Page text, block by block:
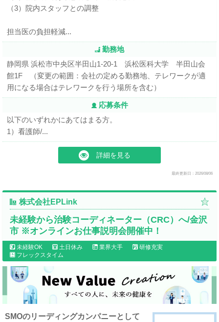
（3）院内スタッフとの調整
担当医の負担軽減...
勤務地
静岡県 浜松市中央区半田山1-20-1 浜松医科大学 半田山会
館1F （変更の範囲：会社の定める勤務地、テレワークが適
用になる場合はテレワークを行う場所を含む）
応募条件
以下のいずれかにあてはまる方。
1）看護師/...
詳細を見る
最終更新日：2026/08/06
株式会社EPLink
未経験から治験コーディネーター（CRC）へ/金沢
市 ※オンラインお仕事説明会開催中！
未経験OK 土日休み 業界大手
研修充実
フレックスタイム
SMOのリーディングカンパニーとして